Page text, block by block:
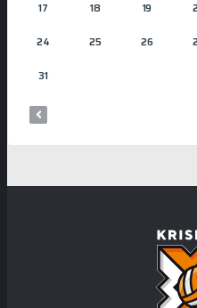
17 18 19
24 25 26
31